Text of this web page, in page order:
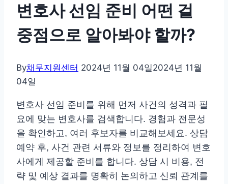
변호사 선임 준비 어떤 걸
중점으로 알아봐야 할까?
By채무지원센터 2024년 11월 04일2024년 11월
04일
변호사 선임 준비를 위해 먼저 사건의 성격과 필
요에 맞는 변호사를 검색합니다. 경험과 전문성
을 확인하고, 여러 후보자를 비교해보세요. 상담
예약 후, 사건 관련 서류와 정보를 정리하여 변호
사에게 제공할 준비를 합니다. 상담 시 비용, 전
략 및 예상 결과를 명확히 논의하고 신뢰 관계를